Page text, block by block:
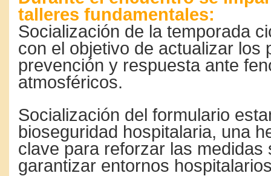
talleres fundamentales:
Socialización de la temporada
con el objetivo de actualizar los
prevención y respuesta ante
atmosféricos.
Socialización del formulario
bioseguridad hospitalaria, una
clave para reforzar las medidas
garantizar entornos